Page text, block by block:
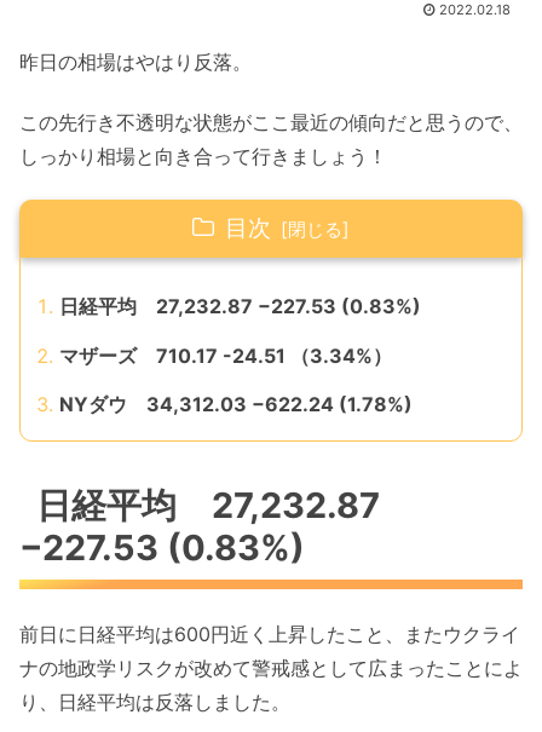
2022.02.18
昨日の相場はやはり反落。
この先行き不透明な状態がここ最近の傾向だと思うので、
しっかり相場と向き合って行きましょう！
目次
日経平均 27,232.87 −227.53 (0.83%)
マザーズ 710.17 -24.51 （3.34%）
NYダウ 34,312.03 −622.24 (1.78%)
日経平均 27,232.87
−227.53 (0.83%)
前日に日経平均は600円近く上昇したこと、またウクライ
ナの地政学リスクが改めて警戒感として広まったことによ
り、日経平均は反落しました。